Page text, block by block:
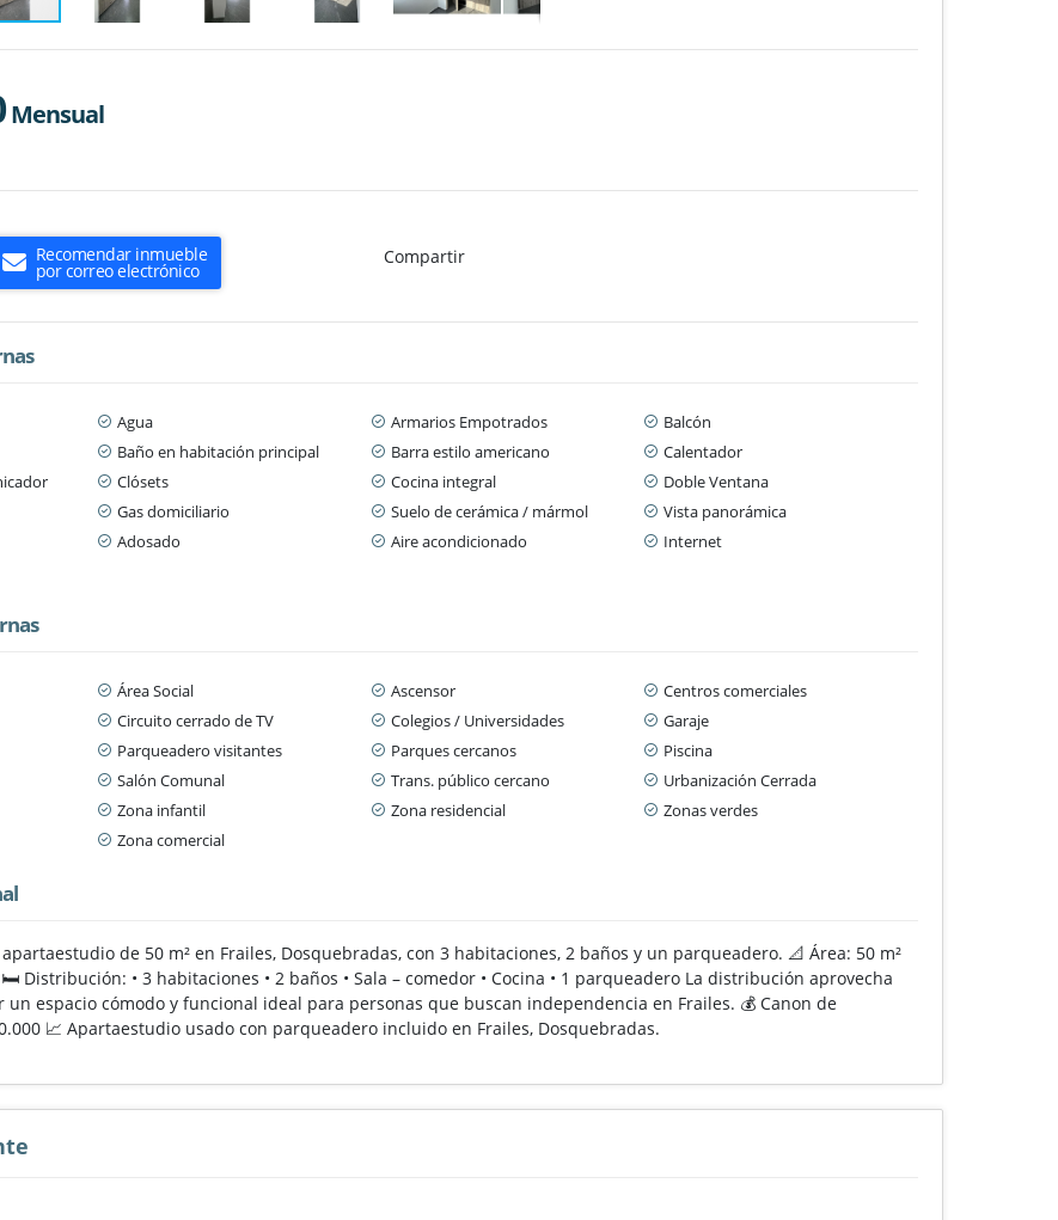
Mensual
Recomendar inmueble
por correo electrónico
Compartir
Agua Armarios Empotrados
Balcón
Baño en habitación principal Barra estilo americano
Calentador
Clósets Cocina integral
Doble Ventana
Gas domiciliario Suelo de cerámica / mármol
Vista panorámica
Adosado Aire acondicionado
Internet
Área Social Ascensor
Centros comerciales
Circuito cerrado de TV Colegios / Universidades
Garaje
Parqueadero visitantes Parques cercanos
Piscina
Salón Comunal Trans. público cercano
Urbanización Cerrada
Zona infantil Zona residencial
Zonas verdes
Zona comercial
de 50 m² en Frailes, Dosquebradas, con 3 habitaciones, 2 baños y un parqueadero. 📐 Área: 50 m²
Distribución: • 3 habitaciones • 2 baños • Sala – comedor • Cocina • 1 parqueadero La distribución aprovecha
un espacio cómodo y funcional ideal para personas que buscan independencia en Frailes. 💰 Canon de
📈 Apartaestudio usado con parqueadero incluido en Frailes, Dosquebradas.